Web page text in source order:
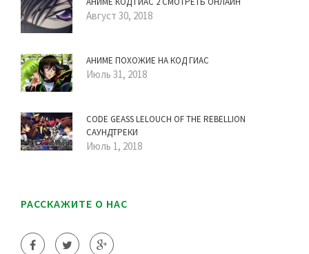
Август 30, 2018
АНИМЕ ПОХОЖИЕ НА КОД ГИАС
Июль 31, 2018
CODE GEASS LELOUCH OF THE REBELLION
САУНДТРЕКИ
Июль 1, 2018
РАССКАЖИТЕ О НАС